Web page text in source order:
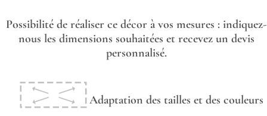
Possibilité de réaliser ce décor à vos mesures : indiquez-
nous les dimensions souhaitées et recevez un devis
personnalisé.
Adaptation des tailles et des couleurs